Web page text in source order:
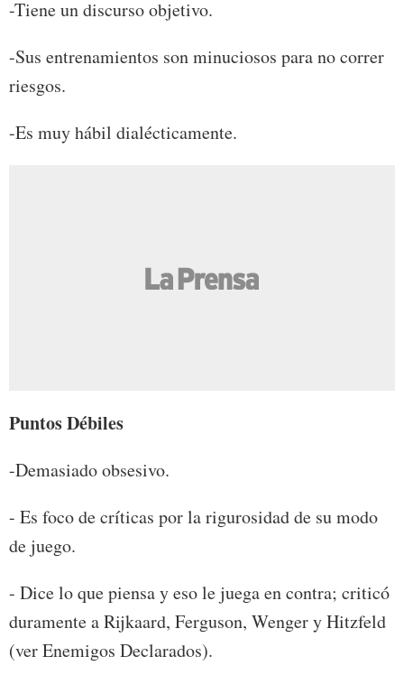
-Tiene un discurso objetivo.
-Sus entrenamientos son minuciosos para no correr
riesgos.
-Es muy hábil dialécticamente.
Puntos Débiles
-Demasiado obsesivo.
- Es foco de críticas por la rigurosidad de su modo
de juego.
- Dice lo que piensa y eso le juega en contra; criticó
duramente a Rijkaard, Ferguson, Wenger y Hitzfeld
(ver Enemigos Declarados).